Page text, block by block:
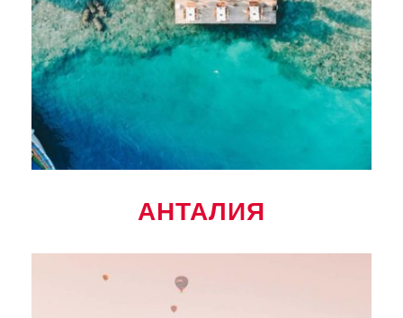
АНТАЛИЯ